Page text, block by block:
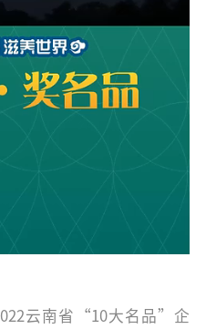
云南省“10大名品”企